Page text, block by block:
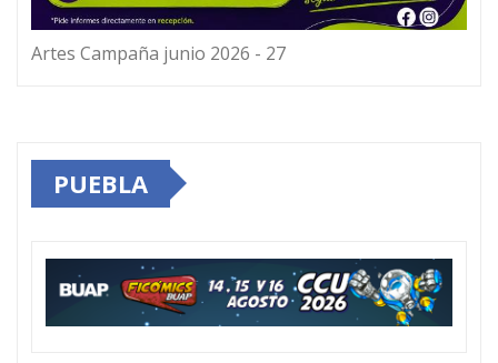
Artes Campaña junio 2026 - 27
PUEBLA